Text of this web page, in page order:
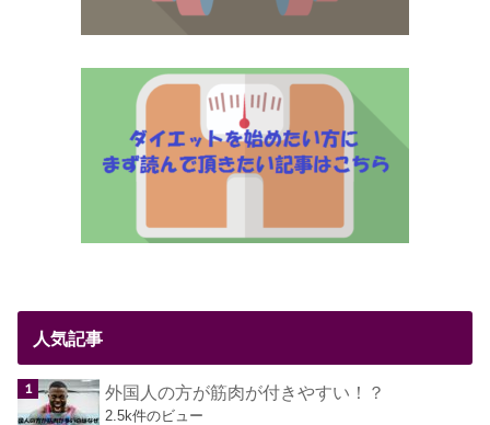
人気記事
外国人の方が筋肉が付きやすい！？
2.5k件のビュー